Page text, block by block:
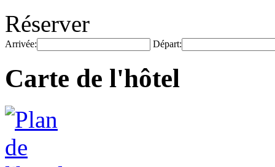
Réserver
Arrivée: Départ:
Carte de l'hôtel